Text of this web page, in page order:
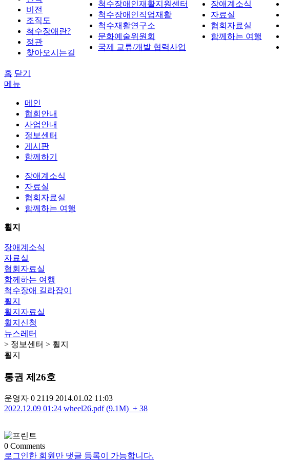
비전
조직도
척수장애란?
정관
찾아오시는길
척수장애인재활지원센터
척수장애인직업재활
척수재활연구소
문화예술위원회
국제 교류/개발 협력사업
장애계소식
자료실
협회자료실
함께하는 여행
홈 닫기
메뉴
메인
협회안내
사업안내
정보센터
게시판
함께하기
장애계소식
자료실
협회자료실
함께하는 여행
휠지
장애계소식
자료실
협회자료실
함께하는 여행
척수장애 길라잡이
휠지
휠지자료실
휠지신청
뉴스레터
> 정보센터 > 휠지
휠지
통권 제26호
운영자 0 2119 2014.01.02 11:03
2022.12.09 01:24 wheel26.pdf (9.1M) + 38
0 Comments
로그인한 회원만 댓글 등록이 가능합니다.